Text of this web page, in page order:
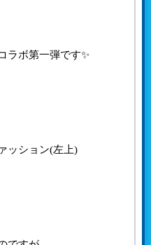
ラボ第一弾です✨
ッション(左上)